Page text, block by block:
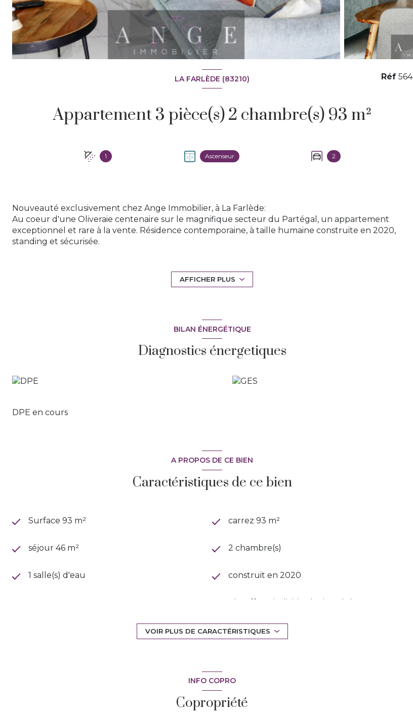
LA FARLÈDE (83210)
Appartement 3 pièce(s) 2 chambre(s) 93 m²
1 Ascenseur 2
Réf 564
Nouveauté exclusivement chez Ange Immobilier, à La Farlède:
Au coeur d'une Oliveraie centenaire sur le magnifique secteur du Partégal, un appartement
exceptionnel et rare à la vente. Résidence contemporaine, à taille humaine construite en 2020,
standing et sécurisée.
Les prestations sont magnifiques, il est exposé plein SUD lumineux, avec une vue imprenable sur
Bioclimatique en Aluminium. A l'étage 2 très grandes chambres de 16 et 19m2 avec placards et une
La hauteur sous plafond donne un beaucoup de cachet et une clarté agréable.
Les huisseries sont en Aluminium, volets roulants, des climatisations réversibles dans tout
En sous-sol deux box viennent compléter le tout.
Un appartement ultra moderne au calme absolu, le coup de coeur assuré, à décourvir avec Marie-
AFFICHER PLUS
BILAN ÉNERGÉTIQUE
Diagnostics énergetiques
DPE en cours
A PROPOS DE CE BIEN
Caractéristiques de ce bien
Surface 93 m² carrez 93 m²
séjour 46 m² 2 chambre(s)
1 salle(s) d'eau construit en 2020
Chauffage individuel : air pulsé
exposition Sud
ascenseur
VOIR PLUS DE CARACTÉRISTIQUES
INFO COPRO
Copropriété